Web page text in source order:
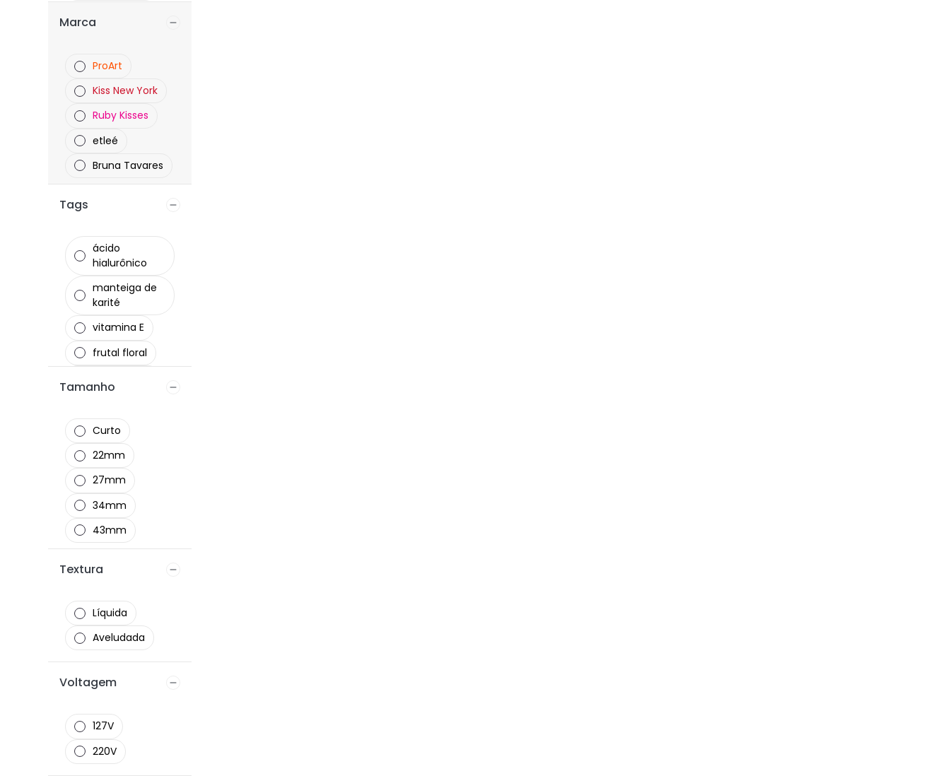
Marca
ProArt
Kiss New York
Ruby Kisses
etleé
Bruna Tavares
Tags
ácido
hialurônico
manteiga de
karité
vitamina E
frutal floral
óleo de coco
cruelty-free
vegano
livre de
Tamanho
Curto
22mm
27mm
34mm
43mm
Textura
Líquida
Aveludada
Voltagem
127V
220V